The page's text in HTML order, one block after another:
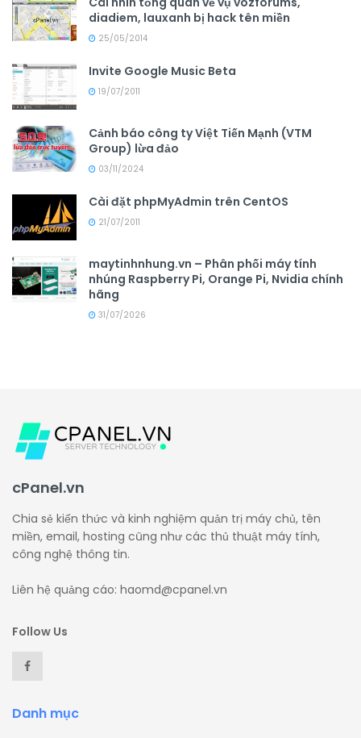
diadiem, lauxanh bị hack tên miền
25/05/2014
Invite Google Music Beta
19/07/2011
Cảnh báo công ty Việt Tiến Mạnh (VTM
Group) lừa đảo
03/11/2024
Cài đặt phpMyAdmin trên CentOS
21/07/2011
maytinhnhung.vn – Phân phối máy tính
nhúng Raspberry Pi, Orange Pi, Nvidia chính
hãng
31/07/2026
cPanel.vn
Chia sẻ kiến thức và kinh nghiệm quản trị máy chủ, tên
miền, email, hosting cũng như các thủ thuật máy tính,
công nghệ thông tin.
Liên hệ quảng cáo: haomd@cpanel.vn
Follow Us
Danh mục